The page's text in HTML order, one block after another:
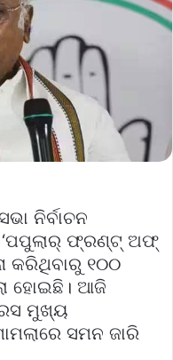
ନିର୍ବାଚନ
ଫ୍ରଣ୍ଟ୍‌ ଅଫ୍‌
କରିଥିବାରୁ ୧୦୦
ହୋଇଛି। ଆଜି
ମୁଖ୍ୟ
ସମନ ଜାରି